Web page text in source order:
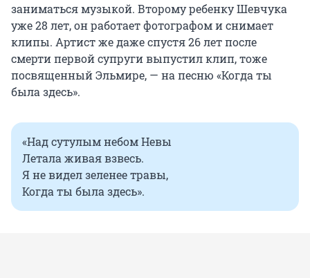
заниматься музыкой. Второму ребенку Шевчука
уже 28 лет, он работает фотографом и снимает
клипы. Артист же даже спустя 26 лет после
смерти первой супруги выпустил клип, тоже
посвященный Эльмире, — на песню «Когда ты
была здесь».
«Над сутулым небом Невы
Летала живая взвесь.
Я не видел зеленее травы,
Когда ты была здесь».